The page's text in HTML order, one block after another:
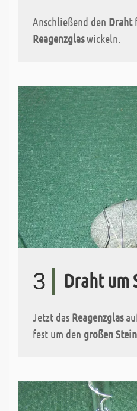
Anschließend den Draht
Reagenzglaswickeln.
3 Draht um
Jetzt das Reagenzglas
fest um den großen Stein